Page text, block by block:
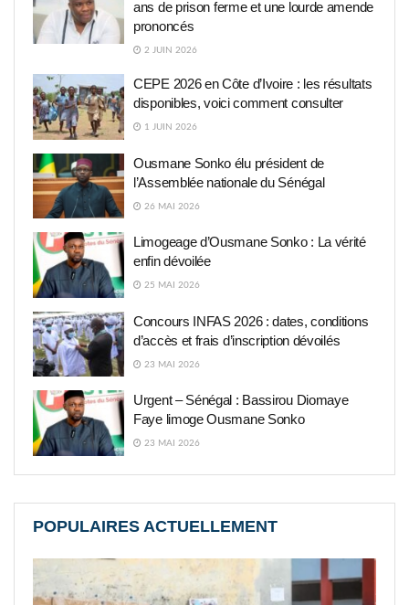
ans de prison ferme et une lourde amende
prononcés
2 JUIN 2026
CEPE 2026 en Côte d’Ivoire : les résultats
disponibles, voici comment consulter
1 JUIN 2026
Ousmane Sonko élu président de
l’Assemblée nationale du Sénégal
26 MAI 2026
Limogeage d’Ousmane Sonko : La vérité
enfin dévoilée
25 MAI 2026
Concours INFAS 2026 : dates, conditions
d’accès et frais d’inscription dévoilés
23 MAI 2026
Urgent – Sénégal : Bassirou Diomaye
Faye limoge Ousmane Sonko
23 MAI 2026
POPULAIRES ACTUELLEMENT